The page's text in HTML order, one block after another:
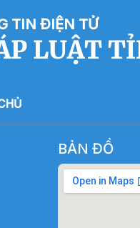
TIN ĐIỆN TỬ
LUẬT
BẢN ĐỒ